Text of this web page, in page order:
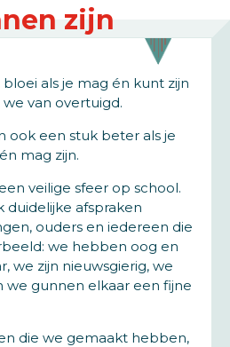
zijn
als je mag én kunt zijn
van overtuigd.
ook een stuk beter als je
mag zijn.
veilige sfeer op school.
afspraken
ouders en iedereen die
we hebben oog en
we zijn nieuwsgierig, we
we gunnen elkaar een fijne
die we gemaakt hebben,